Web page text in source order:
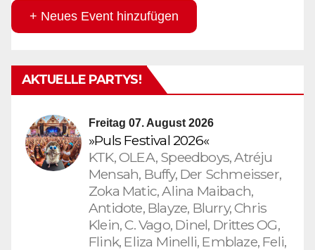
+ Neues Event hinzufügen
AKTUELLE PARTYS!
Freitag 07. August 2026
»Puls Festival 2026«
KTK, OLEA, Speedboys, Atréju
Mensah, Buffy, Der Schmeisser,
Zoka Matic, Alina Maibach,
Antidote, Blayze, Blurry, Chris
Klein, C. Vago, Dinel, Drittes OG,
Flink, Eliza Minelli, Emblaze, Feli,